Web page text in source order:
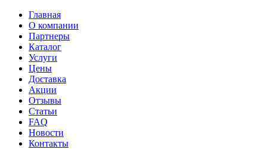
Главная
О компании
Партнеры
Каталог
Услуги
Цены
Доставка
Акции
Отзывы
Статьи
FAQ
Новости
Контакты